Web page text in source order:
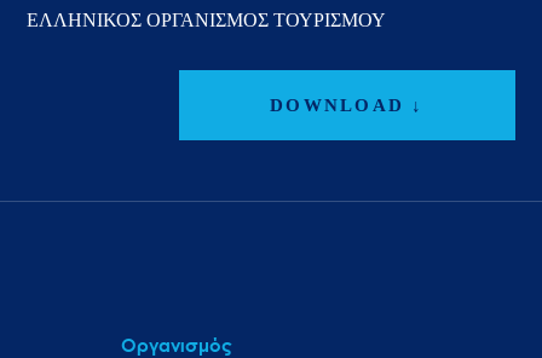
ΕΛΛΗΝΙΚΟΣ ΟΡΓΑΝΙΣΜΟΣ ΤΟΥΡΙΣΜΟΥ
DOWNLOAD ↓
Οργανισμός